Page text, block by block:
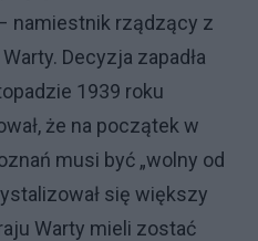
namiestnik rządzący z
Decyzja zapadła
1939 roku
że na początek w
musi być „wolny od
się większy
Warty mieli zostać